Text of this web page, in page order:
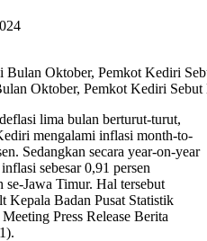
Oktober, Pemkot Kediri
lima bulan berturut-turut,
mengalami inflasi month-to-
Sedangkan secara year-on-year
sebesar 0,91 persen
se-Jawa Timur. Hal tersebut
Kepala Badan Pusat Statistik
Press Release Berita